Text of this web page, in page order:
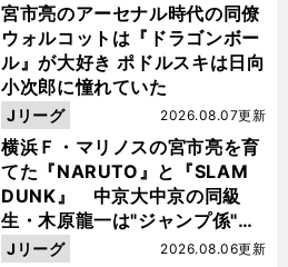
宮市亮のアーセナル時代の同僚
ウォルコットは『ドラゴンボー
ル』が大好き ポドルスキは日向
小次郎に憧れていた
横浜Ｆ・マリノスの宮市亮を育
てた『NARUTO』と『SLAM
DUNK』 中京大中京の同級
生・木原龍一は"ジャンプ係"だ
った
2026.08.07更新
Jリーグ
2026.08.06更新
Jリーグ